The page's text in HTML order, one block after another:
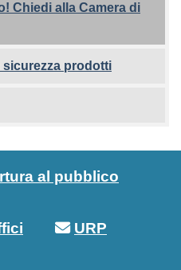
Chiedi alla Camera di
prodotti
al pubblico
URP